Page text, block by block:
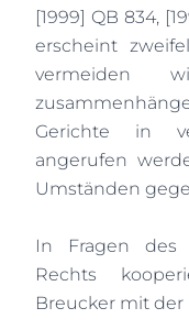
[1999] QB 834,
erscheint
vermeiden
Gerichte in
angerufen
Umständen
In Fragen des
Rechts
Breucker mit der